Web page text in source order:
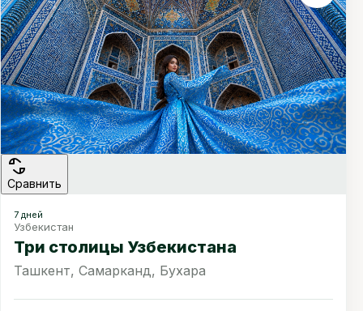
Сравнить
7 дней
Узбекистан
Три столицы Узбекистана
Ташкент, Самарканд, Бухара